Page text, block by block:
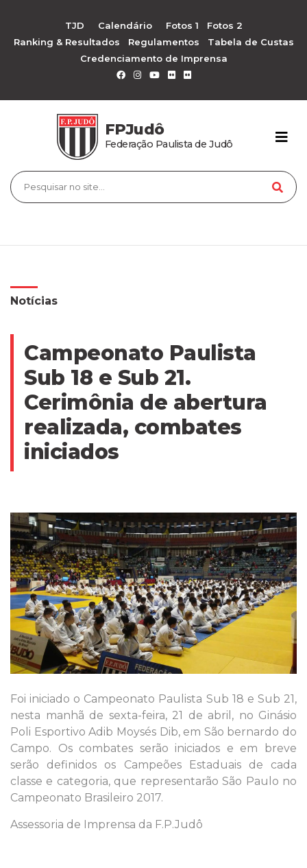
TJD Calendário Fotos 1
Fotos 2
Ranking & Resultados
Regulamentos
Tabela de Custas
Credenciamento de Imprensa
FPJudô
Federação Paulista de Judô
Notícias
Campeonato Paulista
Sub 18 e Sub 21.
Cerimônia de abertura
realizada, combates
iniciados
Foi iniciado o Campeonato Paulista Sub 18 e Sub 21,
nesta manhã de sexta-feira, 21 de abril, no Ginásio
Poli Esportivo Adib Moysés Dib, em São bernardo do
Campo. Os combates serão iniciados e em breve
serão definidos os Campeões Estaduais de cada
classe e categoria, que representarão São Paulo no
Campeonato Brasileiro 2017.
Assessoria de Imprensa da F.P.Judô